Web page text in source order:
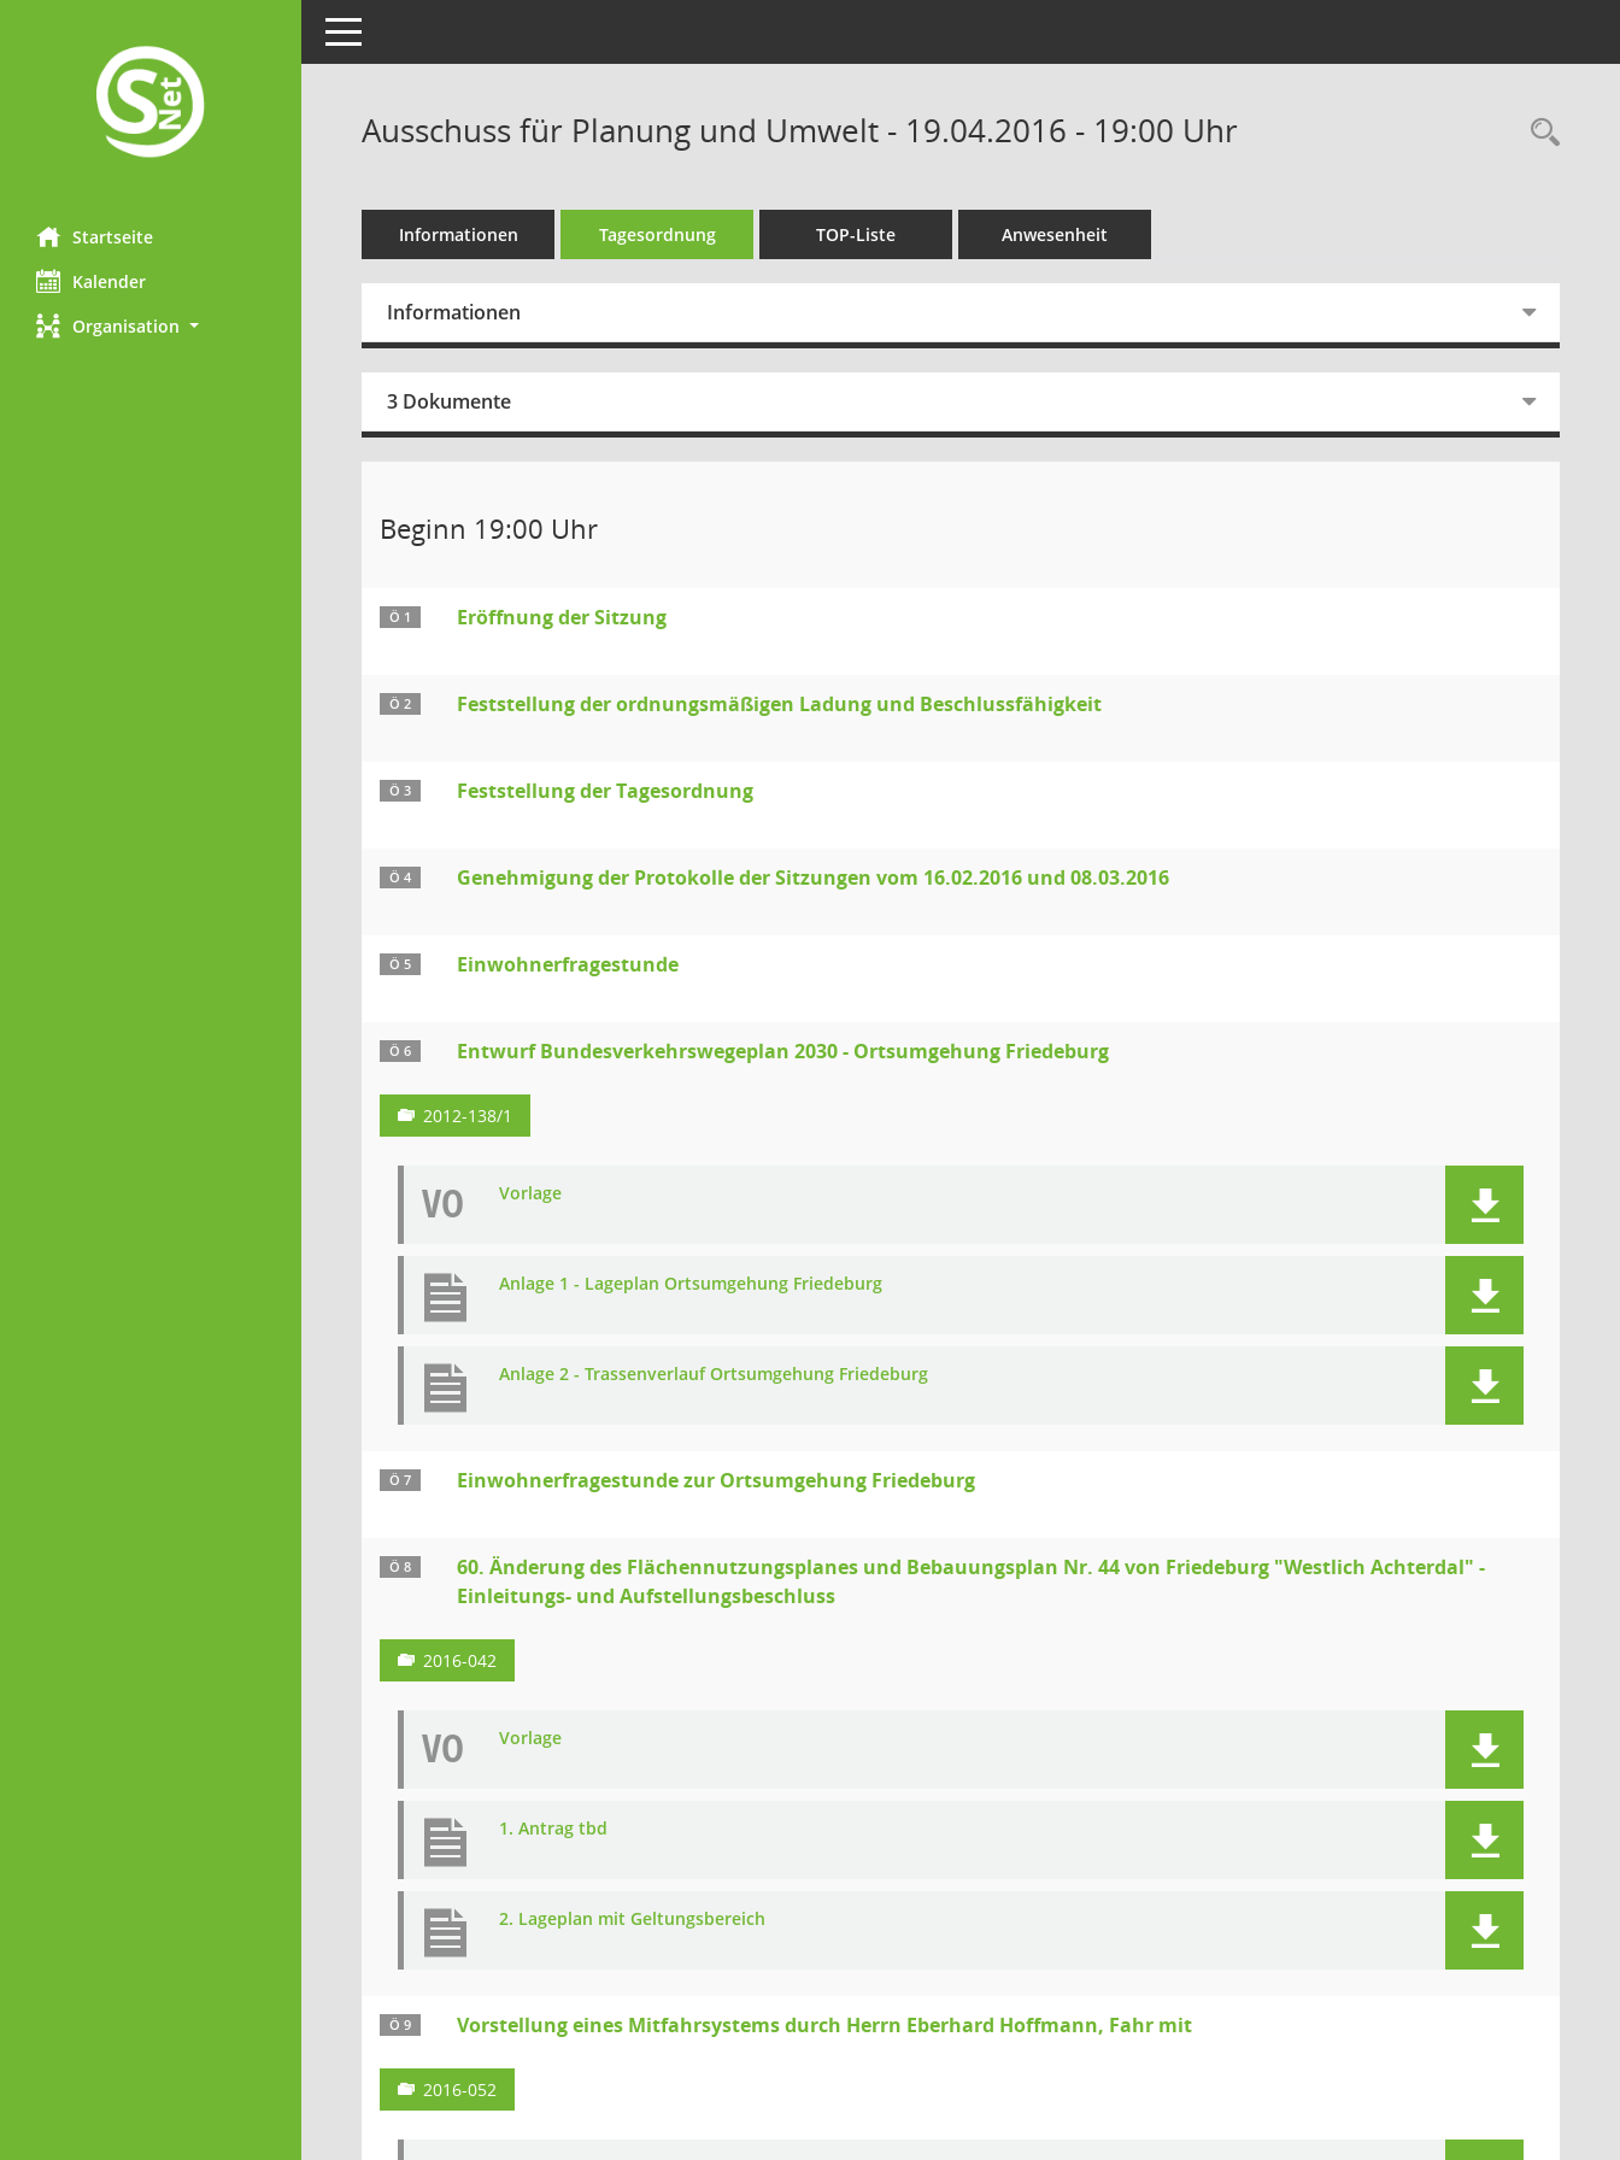
Startseite
Kalender
Organisation
Toggle navigation
Ausschuss für Planung und Umwelt - 19.04.2016 - 19:00 Uhr
Informationen Tagesordnung TOP-Liste Anwesenheit
Informationen
3 Dokumente
Beginn 19:00 Uhr
Ö 1 Eröffnung der Sitzung
Ö 2 Feststellung der ordnungsmäßigen Ladung und Beschlussfähigkeit
Ö 3 Feststellung der Tagesordnung
Ö 4 Genehmigung der Protokolle der Sitzungen vom 16.02.2016 und 08.03.2016
Ö 5 Einwohnerfragestunde
Ö 6 Entwurf Bundesverkehrswegeplan 2030 - Ortsumgehung Friedeburg
2012-138/1
VO Vorlage
Anlage 1 - Lageplan Ortsumgehung Friedeburg
Anlage 2 - Trassenverlauf Ortsumgehung Friedeburg
Ö 7 Einwohnerfragestunde zur Ortsumgehung Friedeburg
Ö 8
60. Änderung des Flächennutzungsplanes und Bebauungsplan Nr. 44 von Friedeburg "Westlich Achterdal" -
Einleitungs- und Aufstellungsbeschluss
2016-042
VO Vorlage
1. Antrag tbd
2. Lageplan mit Geltungsbereich
Ö 9 Vorstellung eines Mitfahrsystems durch Herrn Eberhard Hoffmann, Fahr mit
2016-052